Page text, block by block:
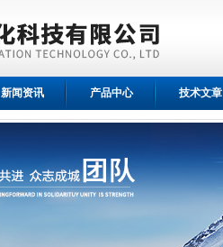
新闻资讯 产品中心 技术文章